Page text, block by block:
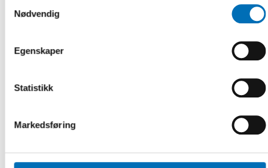
Nødvendig
Egenskaper
Statistikk
Markedsføring
Nordregio/Nordic Statistic
Rapporter